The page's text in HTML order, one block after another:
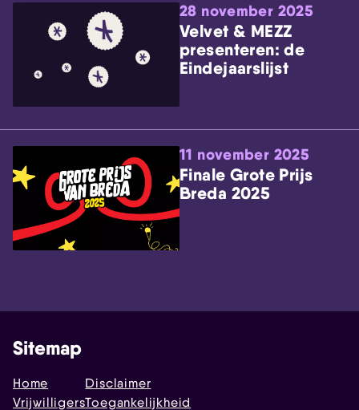
28 november 2025
Velvet & MEZZ
presenteren: de
Eindejaarslijst
11 november 2025
Finale Grote Prijs
Breda 2025
Sitemap
Home
Vrijwilligers
Disclaimer
Toegankelijkheid